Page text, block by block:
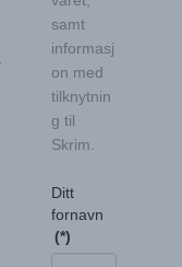
samt
informasj
on med
tilknytnin
g til
Skrim.
Ditt
fornavn
(*)